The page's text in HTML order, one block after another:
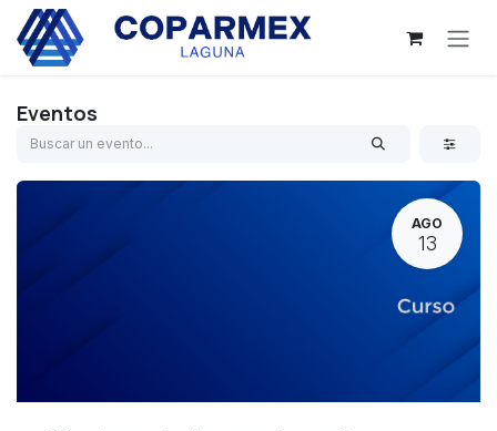
Ir al contenido
Eventos
AGO
13